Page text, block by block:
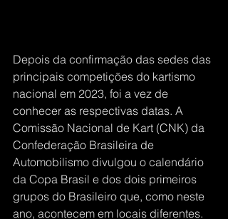
Depois da confirmação das sedes das
principais competições do kartismo
nacional em 2023, foi a vez de
conhecer as respectivas datas. A
Comissão Nacional de Kart (CNK) da
Confederação Brasileira de
Automobilismo divulgou o calendário
da Copa Brasil e dos dois primeiros
grupos do Brasileiro que, como neste
ano, acontecem em locais diferentes.